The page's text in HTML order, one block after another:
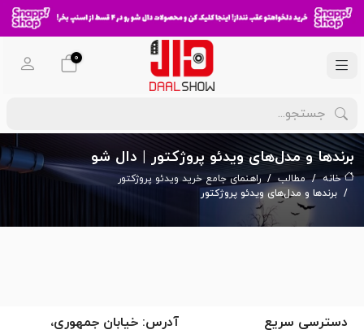
0
برندها و مدل‌های ویدئو پروژکتور | دال شو
خانه مطالب
راهنمای جامع خرید ویدئو پروژکتور
برندها و مدل‌های ویدئو پروژکتور
دسترسی سریع
آدرس: خیابان جمهوری،